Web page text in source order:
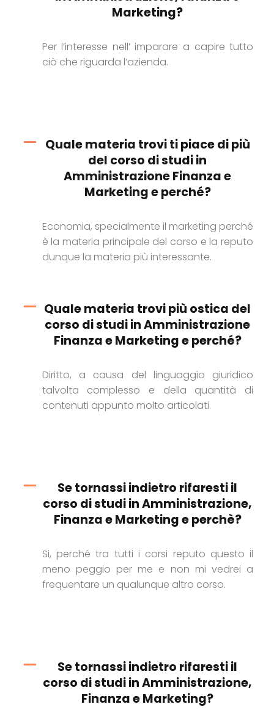
Marketing?
Per l’interesse nell’ imparare a capire tutto
ciò che riguarda l’azienda.
Quale materia trovi ti piace di più
del corso di studi in
Amministrazione Finanza e
Marketing e perché?
Economia, specialmente il marketing perché
è la materia principale del corso e la reputo
dunque la materia più interessante.
Quale materia trovi più ostica del
corso di studi in Amministrazione
Finanza e Marketing e perché?
Diritto, a causa del linguaggio giuridico
talvolta complesso e della quantità di
contenuti appunto molto articolati.
Se tornassi indietro rifaresti il
corso di studi in Amministrazione,
Finanza e Marketing e perchè?
Si, perché tra tutti i corsi reputo questo il
meno peggio per me e non mi vedrei a
frequentare un qualunque altro corso.
Se tornassi indietro rifaresti il
corso di studi in Amministrazione,
Finanza e Marketing?